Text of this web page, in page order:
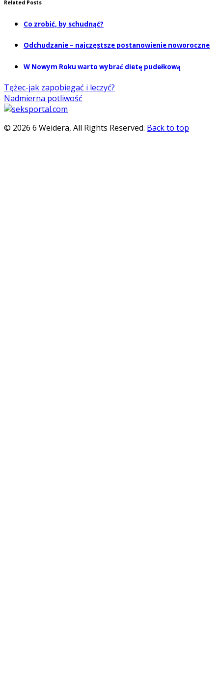
Related Posts
Co zrobić, by schudnąć?
Odchudzanie – najczęstsze postanowienie noworoczne
W Nowym Roku warto wybrać dietę pudełkową
Tężec-jak zapobiegać i leczyć?
Nadmierna potliwość
© 2026 6 Weidera, All Rights Reserved. Back to top